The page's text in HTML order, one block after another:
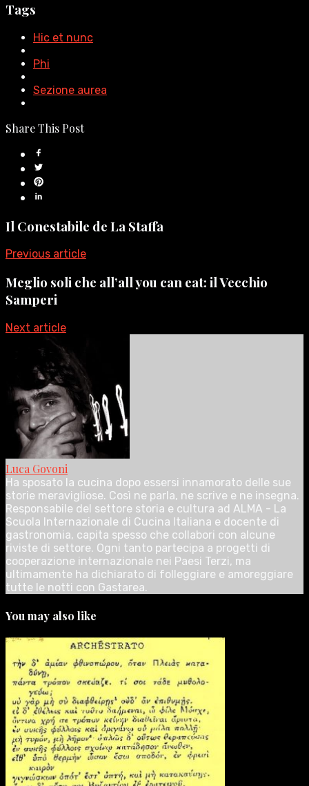
Tags
Hic et nunc
Phi
Sezione aurea
Share This Post
Il Conestabile de La Staffa
Previous article
Meglio soli che all’all you can eat: il Vecchio
Samperi
Next article
Luca Govoni
Ha sposato la cucina dopo essersi innamorato delle sue
storie meravigliose. Così ne parla, ne scrive e ne insegna.
Responsabile del settore storia e cultura ad ALMA - La
Scuola Internazionale di Cucina Italiana e docente di
gastronomia, capita spesso che collabori con alcune
riviste di settore. Ogni tanto partecipa a progetti di
cooperazione internazionale nei Paesi Terzi, ma
ultimamente ha dichiarato di folleggiare e amoreggiare
tutte le notti con Gastarea.
You may also like